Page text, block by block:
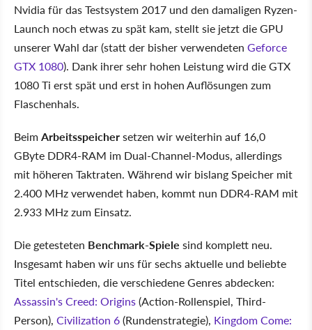
Nvidia für das Testsystem 2017 und den damaligen Ryzen-
Launch noch etwas zu spät kam, stellt sie jetzt die GPU
unserer Wahl dar (statt der bisher verwendeten Geforce
GTX 1080). Dank ihrer sehr hohen Leistung wird die GTX
1080 Ti erst spät und erst in hohen Auflösungen zum
Flaschenhals.
BeimArbeitsspeichersetzen wir weiterhin auf 16,0
GByte DDR4-RAM im Dual-Channel-Modus, allerdings
mit höheren Taktraten. Während wir bislang Speicher mit
2.400 MHz verwendet haben, kommt nun DDR4-RAM mit
2.933 MHz zum Einsatz.
Die getesteten Benchmark-Spiele sind komplett neu.
Insgesamt haben wir uns für sechs aktuelle und beliebte
Titel entschieden, die verschiedene Genres abdecken:
Assassin's Creed: Origins(Action-Rollenspiel, Third-
Person), Civilization 6(Rundenstrategie), Kingdom Come: